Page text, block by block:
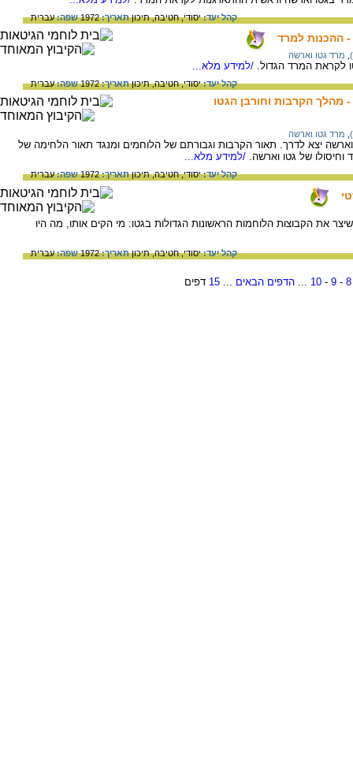
קהל יעד:יסודי,חטיבה,תיכוןתאריך:1972 שפה:עברית
מרד גטו וארשה
לקראת המרד הגדול. /למידע מלא...
קהל יעד:יסודי,חטיבה,תיכוןתאריך:1972 שפה:עברית
מרד גטו וארשה
המרד הגדול בגטו וארשה יצא לדרך. תאור הקרבות וגבורתם של הלוחמים ומנגד תאור הלחימה של
של גטו וארשה. /למידע מלא...
קהל יעד:יסודי,חטיבה,תיכוןתאריך:1972 שפה:עברית
את הקבוצות הלוחמות הראשונות הגדולות בגטו: מי הקים אותו, מה היו
קהל יעד:יסודי,חטיבה,תיכוןתאריך:1972 שפה:עברית
8
-
9
-
10
...הדפים הבאים ...
15 דפים